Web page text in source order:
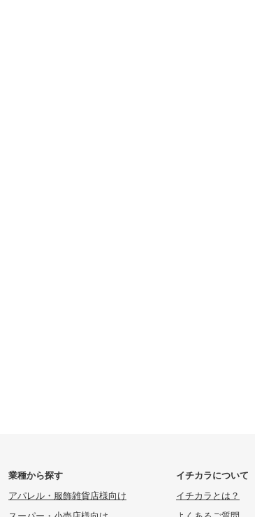
業種から探す
アパレル・服飾雑貨店様向け
イチカラについて
イチカラとは？